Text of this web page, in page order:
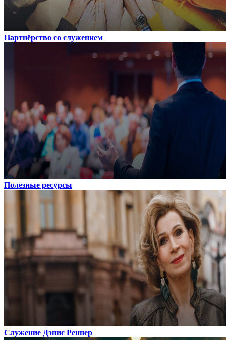
Партнёрство со служением
Полезные ресурсы
Служение Дэнис Реннер